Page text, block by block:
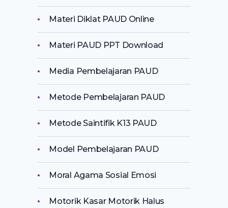
Materi Diklat PAUD Online
Materi PAUD PPT Download
Media Pembelajaran PAUD
Metode Pembelajaran PAUD
Metode Saintifik K13 PAUD
Model Pembelajaran PAUD
Moral Agama Sosial Emosi
Motorik Kasar Motorik Halus